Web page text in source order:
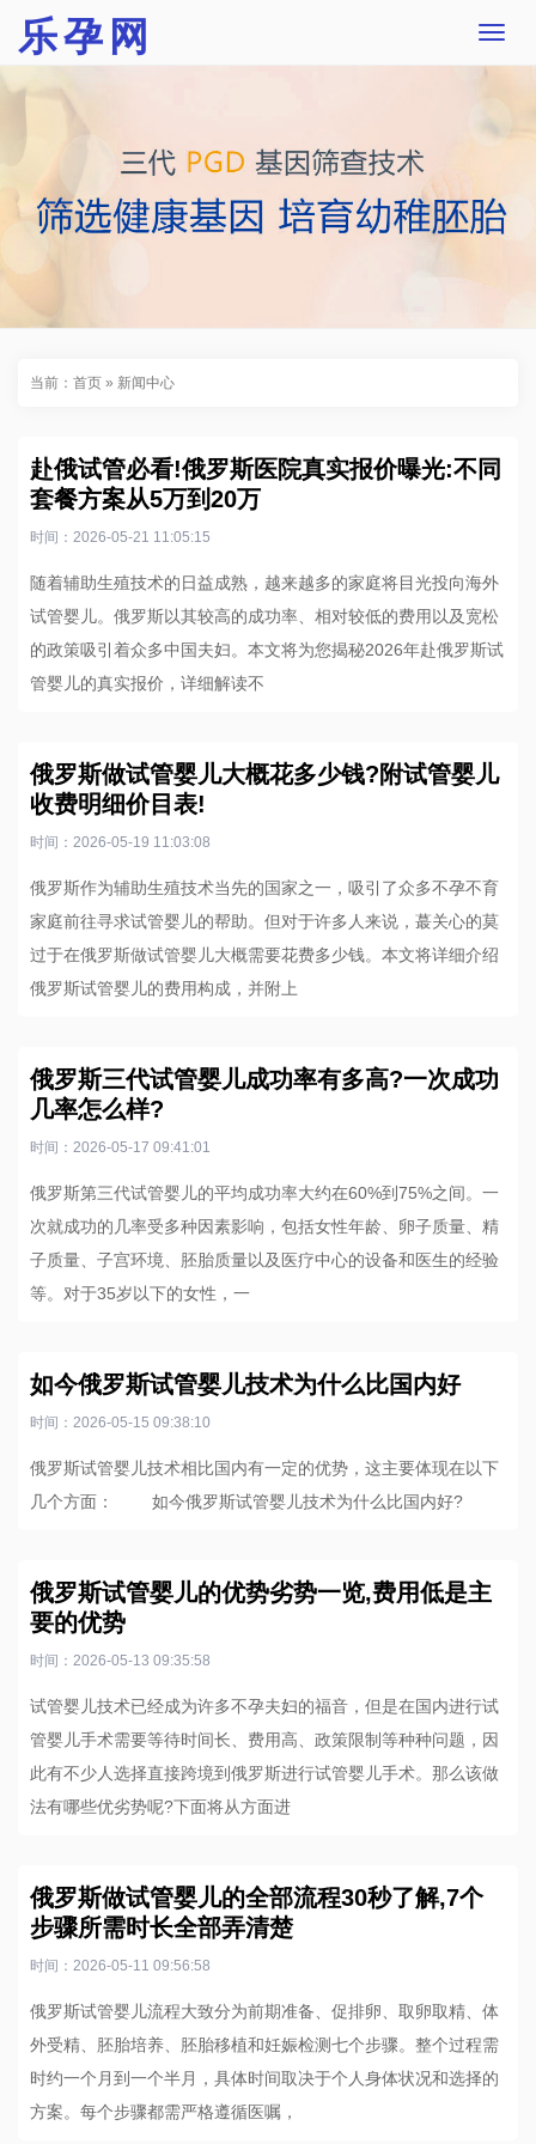
T
e
v
i
g
乐孕网
当前： 首页 » 新闻中心
赴俄试管必看!俄罗斯医院真实报价曝光:不同
套餐方案从5万到20万
时间：2026-05-21 11:05:15
随着辅助生殖技术的日益成熟，越来越多的家庭将目光投向海外
试管婴儿。俄罗斯以其较高的成功率、相对较低的费用以及宽松
的政策吸引着众多中国夫妇。本文将为您揭秘2026年赴俄罗斯试
管婴儿的真实报价，详细解读不
俄罗斯做试管婴儿大概花多少钱?附试管婴儿
收费明细价目表!
时间：2026-05-19 11:03:08
俄罗斯作为辅助生殖技术当先的国家之一，吸引了众多不孕不育
家庭前往寻求试管婴儿的帮助。但对于许多人来说，蕞关心的莫
过于在俄罗斯做试管婴儿大概需要花费多少钱。本文将详细介绍
俄罗斯试管婴儿的费用构成，并附上
俄罗斯三代试管婴儿成功率有多高?一次成功
几率怎么样?
时间：2026-05-17 09:41:01
俄罗斯第三代试管婴儿的平均成功率大约在60%到75%之间。一
次就成功的几率受多种因素影响，包括女性年龄、卵子质量、精
子质量、子宫环境、胚胎质量以及医疗中心的设备和医生的经验
等。对于35岁以下的女性，一
如今俄罗斯试管婴儿技术为什么比国内好
时间：2026-05-15 09:38:10
俄罗斯试管婴儿技术相比国内有一定的优势，这主要体现在以下
几个方面： 如今俄罗斯试管婴儿技术为什么比国内好?
俄罗斯试管婴儿的优势劣势一览,费用低是主
要的优势
时间：2026-05-13 09:35:58
试管婴儿技术已经成为许多不孕夫妇的福音，但是在国内进行试
管婴儿手术需要等待时间长、费用高、政策限制等种种问题，因
此有不少人选择直接跨境到俄罗斯进行试管婴儿手术。那么该做
法有哪些优劣势呢?下面将从方面进
俄罗斯做试管婴儿的全部流程30秒了解,7个
步骤所需时长全部弄清楚
时间：2026-05-11 09:56:58
俄罗斯试管婴儿流程大致分为前期准备、促排卵、取卵取精、体
外受精、胚胎培养、胚胎移植和妊娠检测七个步骤。整个过程需
时约一个月到一个半月，具体时间取决于个人身体状况和选择的
方案。每个步骤都需严格遵循医嘱，